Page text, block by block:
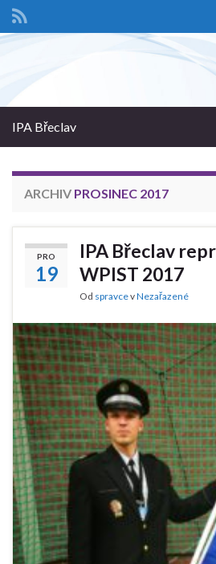
IPA Břeclav
ARCHIV PROSINEC 2017
PRO
19
IPA Břeclav
WPIST 2017
Od spravcevNezařazené